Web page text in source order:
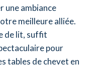
une ambiance
meilleure alliée.
de lit, suffit
pour
tables de chevet en